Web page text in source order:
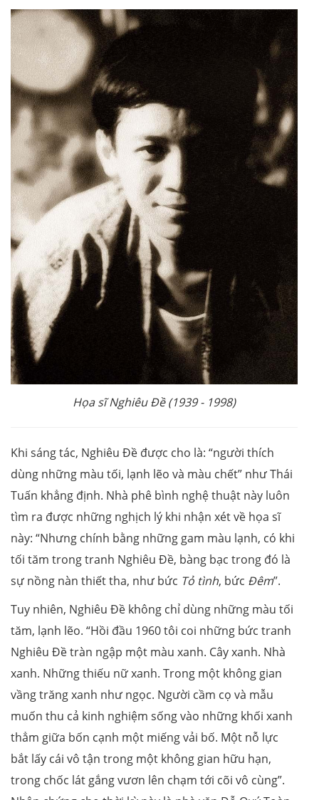
Họa sĩ Nghiêu Đề (1939 - 1998)
Khi sáng tác, Nghiêu Đề được cho là: “người thích
dùng những màu tối, lạnh lẽo và màu chết” như Thái
Tuấn khẳng định. Nhà phê bình nghệ thuật này luôn
tìm ra được những nghịch lý khi nhận xét về họa sĩ
này: “Nhưng chính bằng những gam màu lạnh, có khi
tối tăm trong tranh Nghiêu Đề, bàng bạc trong đó là
sự nồng nàn thiết tha, như bức Tỏ tình, bức Đêm”.
Tuy nhiên, Nghiêu Đề không chỉ dùng những màu tối
tăm, lạnh lẽo. “Hồi đầu 1960 tôi coi những bức tranh
Nghiêu Đề tràn ngập một màu xanh. Cây xanh. Nhà
xanh. Những thiếu nữ xanh. Trong một không gian
vầng trăng xanh như ngọc. Người cầm cọ và mẫu
muốn thu cả kinh nghiệm sống vào những khối xanh
thẳm giữa bốn cạnh một miếng vải bố. Một nỗ lực
bắt lấy cái vô tận trong một không gian hữu hạn,
trong chốc lát gắng vươn lên chạm tới cõi vô cùng”.